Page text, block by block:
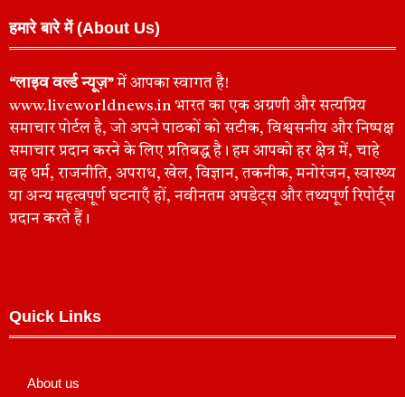
हमारे बारे में (About Us)
“लाइव वर्ल्ड न्यूज़”में आपका स्वागत है!
www.liveworldnews.in भारत का एक अग्रणी और सत्यप्रिय
समाचार पोर्टल है, जो अपने पाठकों को सटीक, विश्वसनीय और निष्पक्ष
समाचार प्रदान करने के लिए प्रतिबद्ध है। हम आपको हर क्षेत्र में, चाहे
वह धर्म, राजनीति, अपराध, खेल, विज्ञान, तकनीक, मनोरंजन, स्वास्थ्य
या अन्य महत्वपूर्ण घटनाएँ हों, नवीनतम अपडेट्स और तथ्यपूर्ण रिपोर्ट्स
प्रदान करते हैं।
Quick Links
About us